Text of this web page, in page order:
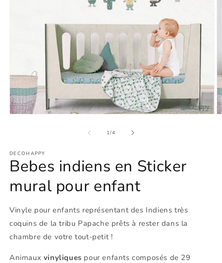
une
fenêtre
modale
1/de
4
DECOHAPPY
Bebes indiens en Sticker
mural pour enfant
Vinyle pour enfants représentant des Indiens très
coquins de la tribu Papache prêts à rester dans la
chambre de votre tout-petit !
Animaux vinyliques pour enfants composés de 29